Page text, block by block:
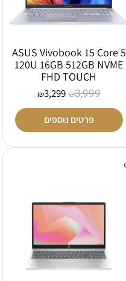
ASUS Vivobook 15 Core 5
120U 16GB 512GB NVME
FHD TOUCH
₪3,999
₪3,299
פרטים נוספים